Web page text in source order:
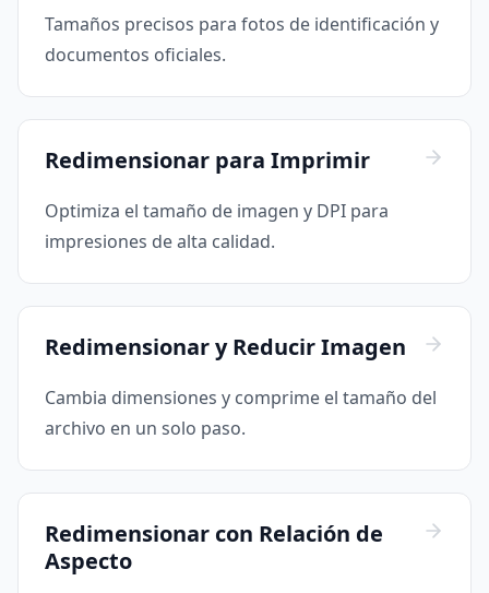
Tamaños precisos para fotos de identificación y
documentos oficiales.
Redimensionar para Imprimir
Optimiza el tamaño de imagen y DPI para
impresiones de alta calidad.
Redimensionar y Reducir Imagen
Cambia dimensiones y comprime el tamaño del
archivo en un solo paso.
Redimensionar con Relación de
Aspecto